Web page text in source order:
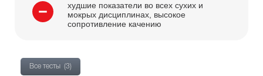
худшие показатели во всех сухих и
мокрых дисциплинах, высокое
сопротивление качению
Все тесты (3)